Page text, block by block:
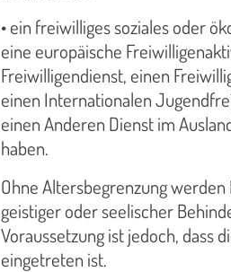
• ein freiwilliges soziales oder
eine europäische
Freiwilligendienst, einen
einen Internationalen
einen Anderen Dienst im
haben.
Ohne Altersbegrenzung
geistiger oder seelischer
Voraussetzung ist jedoch, dass
eingetreten ist.